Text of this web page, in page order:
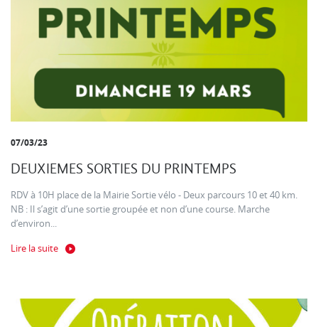
07/03/23
DEUXIEMES SORTIES DU PRINTEMPS
RDV à 10H place de la Mairie Sortie vélo - Deux parcours 10 et 40 km.
NB : Il s’agit d’une sortie groupée et non d’une course. Marche
d’environ...
Lire la suite